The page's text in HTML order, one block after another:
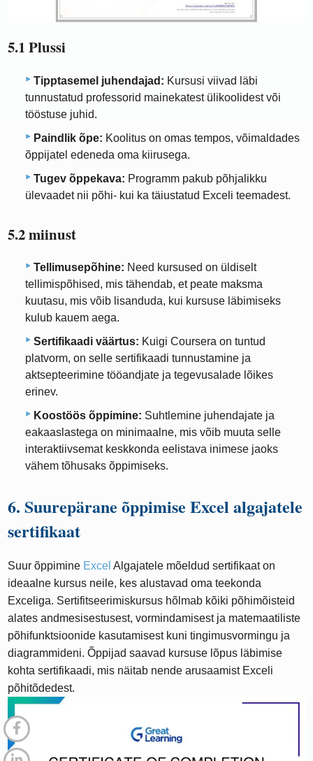
5.1 Plussi
Tipptasemel juhendajad: Kursusi viivad läbi
tunnustatud professorid mainekatest ülikoolidest või
tööstuse juhid.
Paindlik õpe: Koolitus on omas tempos, võimaldades
õppijatel edeneda oma kiirusega.
Tugev õppekava: Programm pakub põhjalikku
ülevaadet nii põhi- kui ka täiustatud Exceli teemadest.
5.2 miinust
Tellimusepõhine: Need kursused on üldiselt
tellimispõhised, mis tähendab, et peate maksma
kuutasu, mis võib lisanduda, kui kursuse läbimiseks
kulub kauem aega.
Sertifikaadi väärtus: Kuigi Coursera on tuntud
platvorm, on selle sertifikaadi tunnustamine ja
aktsepteerimine tööandjate ja tegevusalade lõikes
erinev.
Koostöös õppimine: Suhtlemine juhendajate ja
eakaaslastega on minimaalne, mis võib muuta selle
interaktiivsemat keskkonda eelistava inimese jaoks
vähem tõhusaks õppimiseks.
6. Suurepärane õppimise Excel algajatele
sertifikaat
Suur õppimine Excel Algajatele mõeldud sertifikaat on
ideaalne kursus neile, kes alustavad oma teekonda
Exceliga. Sertifitseerimiskursus hõlmab kõiki põhimõisteid
alates andmesisestusest, vormindamisest ja matemaatiliste
põhifunktsioonide kasutamisest kuni tingimusvormingu ja
diagrammideni. Õppijad saavad kursuse lõpus läbimise
kohta sertifikaadi, mis näitab nende arusaamist Exceli
põhitõdedest.